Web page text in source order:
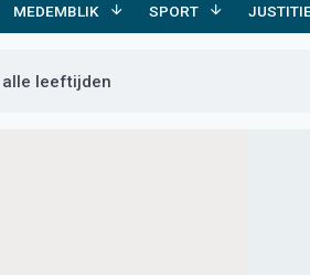
MEDEMBLIK SPORT
alle leeftijden